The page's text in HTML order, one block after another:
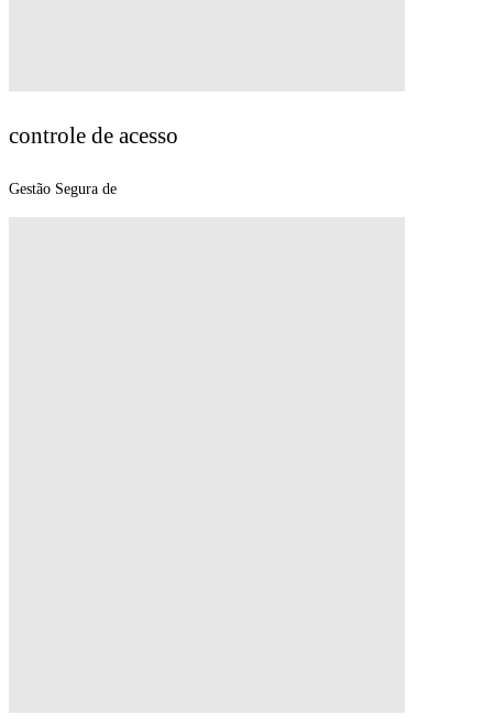
controle de acesso
Gestão Segura de